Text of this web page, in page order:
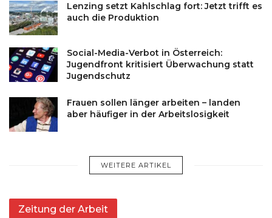
Lenzing setzt Kahlschlag fort: Jetzt trifft es
auch die Produktion
Social-Media-Verbot in Österreich:
Jugendfront kritisiert Überwachung statt
Jugendschutz
Frauen sollen länger arbeiten – landen
aber häufiger in der Arbeitslosigkeit
WEITERE ARTIKEL
Zeitung der Arbeit